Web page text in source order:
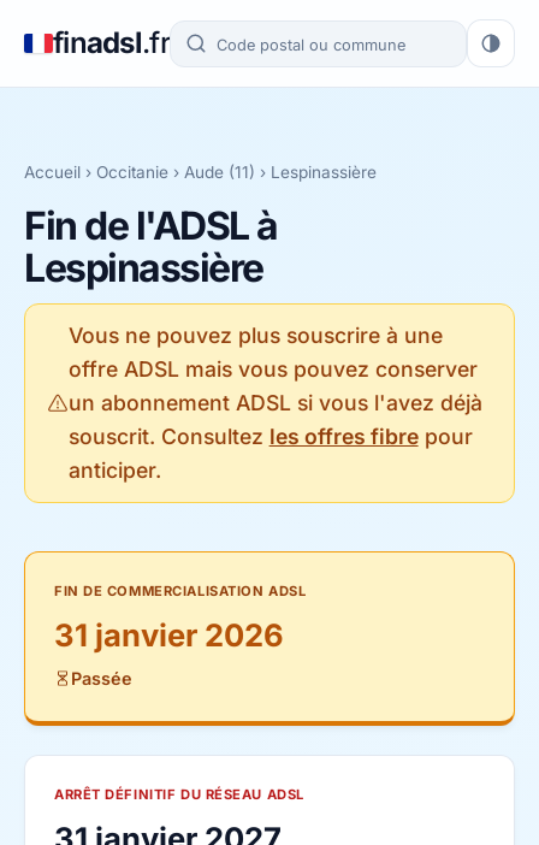
finadsl.fr
Accueil › Occitanie › Aude (11) › Lespinassière
Fin de l'ADSL à
Lespinassière
Vous ne pouvez plus souscrire à une
offre ADSL mais vous pouvez conserver
un abonnement ADSL si vous l'avez déjà
souscrit. Consultez les offres fibrepour
anticiper.
FIN DE COMMERCIALISATION ADSL
31 janvier 2026
Passée
ARRÊT DÉFINITIF DU RÉSEAU ADSL